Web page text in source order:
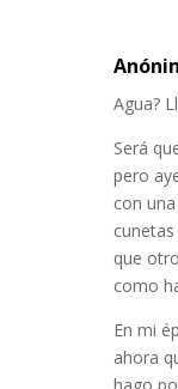
Agua?
Será
pero
con
que
como
En mi
ahora